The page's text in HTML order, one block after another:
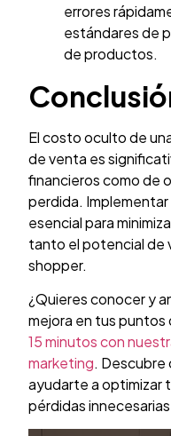
errores
estándares de
de productos.
El costo oculto de
de venta es
financieros como de
perdida.
esencial para
tanto el potencial de
shopper.
¿Quieres conocer y
mejora en tus
15 minutos con
marketing. Descubre
ayudarte a optimizar
pérdidas